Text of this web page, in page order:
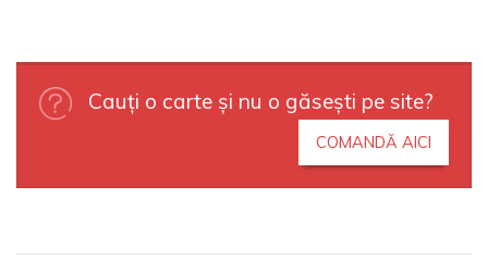
Cauți o carte și nu o găsești pe site?
COMANDĂ AICI